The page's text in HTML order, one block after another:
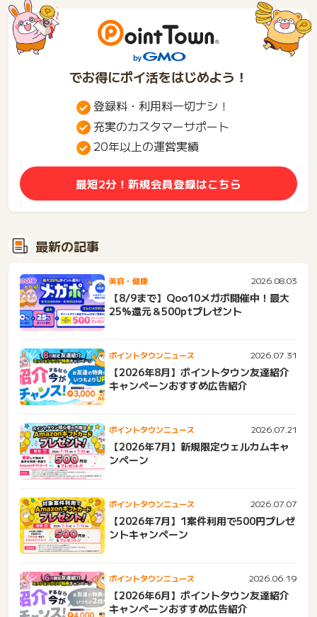
でお得にポイ活をはじめよう！
登録料・利用料一切ナシ！
充実のカスタマーサポート
20年以上の運営実績
最短2分！新規会員登録はこちら
最新の記事
美容・健康 2026.08.03
【8/9まで】Qoo10メガポ開催中！最大
25%還元＆500ptプレゼント
ポイントタウンニュース 2026.07.31
【2026年8月】ポイントタウン友達紹介
キャンペーンおすすめ広告紹介
ポイントタウンニュース 2026.07.21
【2026年7月】新規限定ウェルカムキャ
ンペーン
ポイントタウンニュース 2026.07.07
【2026年7月】1案件利用で500円プレゼ
ントキャンペーン
ポイントタウンニュース 2026.06.19
【2026年6月】ポイントタウン友達紹介
キャンペーンおすすめ広告紹介